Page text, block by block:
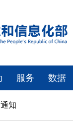
服务 数据
通知